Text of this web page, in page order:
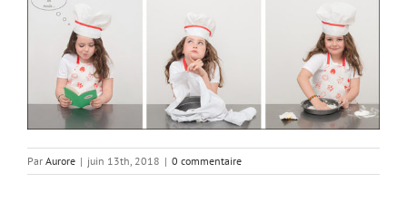
Par Aurore | juin 13th, 2018 | 0 commentaire